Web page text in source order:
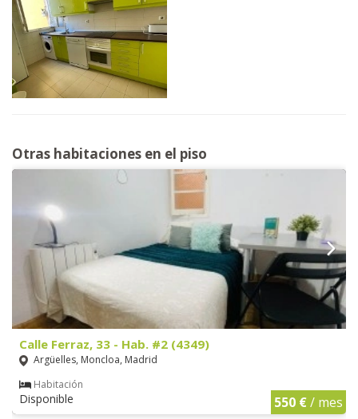
Otras habitaciones en el piso
Calle Ferraz, 33 - Hab. #2 (4349)
Argüelles, Moncloa, Madrid
Habitación
Disponible 550 €/ mes